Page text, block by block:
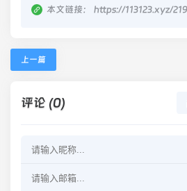
本文链接： https://113123.xyz/
上一篇
评论 (0)